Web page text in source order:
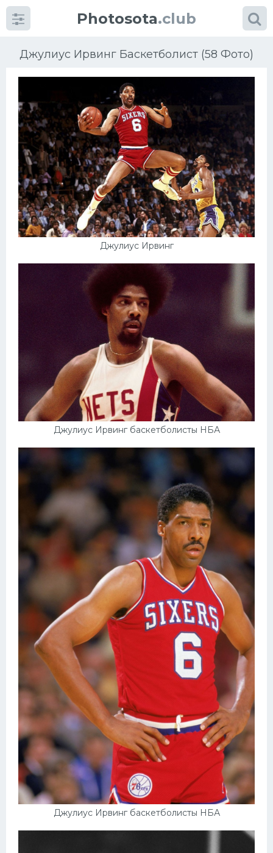
Photosota.club
Джулиус Ирвинг Баскетболист (58 Фото)
Джулиус Ирвинг
Джулиус Ирвинг баскетболисты НБА
Джулиус Ирвинг баскетболисты НБА
КатегорииФото
Еще картинки...
Футбол
Баскетбол
Конькобежный спорт